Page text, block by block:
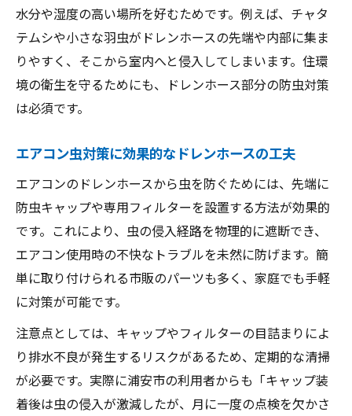
水分や湿度の高い場所を好むためです。例えば、チャタ
テムシや小さな羽虫がドレンホースの先端や内部に集ま
りやすく、そこから室内へと侵入してしまいます。住環
境の衛生を守るためにも、ドレンホース部分の防虫対策
は必須です。
エアコン虫対策に効果的なドレンホースの工夫
エアコンのドレンホースから虫を防ぐためには、先端に
防虫キャップや専用フィルターを設置する方法が効果的
です。これにより、虫の侵入経路を物理的に遮断でき、
エアコン使用時の不快なトラブルを未然に防げます。簡
単に取り付けられる市販のパーツも多く、家庭でも手軽
に対策が可能です。
注意点としては、キャップやフィルターの目詰まりによ
り排水不良が発生するリスクがあるため、定期的な清掃
が必要です。実際に浦安市の利用者からも「キャップ装
着後は虫の侵入が激減したが、月に一度の点検を欠かさ